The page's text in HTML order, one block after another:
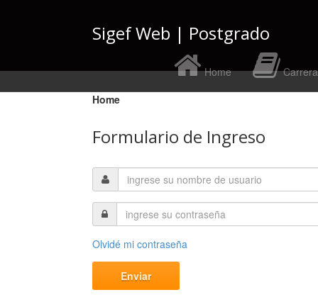
Sigef Web | Postgrado
Home
Home
Formulario de Ingreso
Olvidé mi contraseña